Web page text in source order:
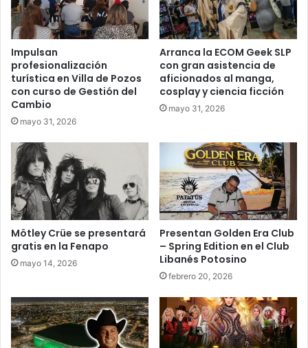
Impulsan
profesionalización
turística en Villa de Pozos
con curso de Gestión del
Cambio
mayo 31, 2026
Arranca la ECOM Geek SLP
con gran asistencia de
aficionados al manga,
cosplay y ciencia ficción
mayo 31, 2026
Mötley Crüe se presentará
gratis en la Fenapo
mayo 14, 2026
Presentan Golden Era Club
– Spring Edition en el Club
Libanés Potosino
febrero 20, 2026